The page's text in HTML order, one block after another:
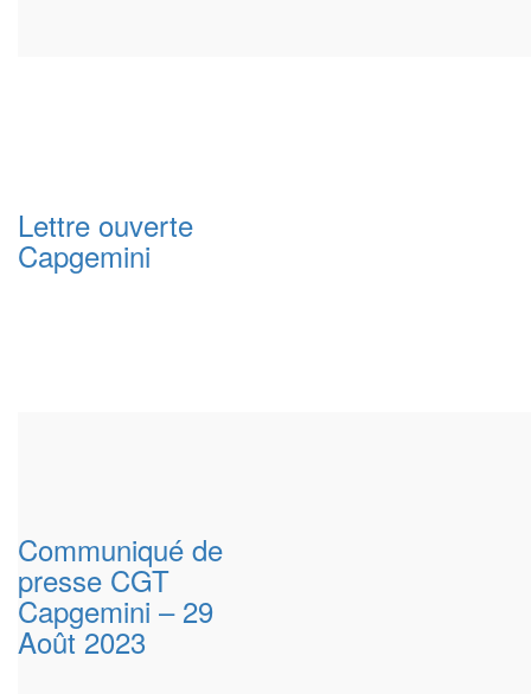
Lettre ouverte
Capgemini
Communiqué de
presse CGT
Capgemini – 29
Août 2023